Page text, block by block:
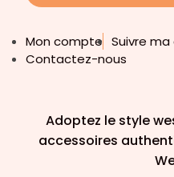
Mon compte Suivre
Contactez-nous
Adoptez le style
accessoires